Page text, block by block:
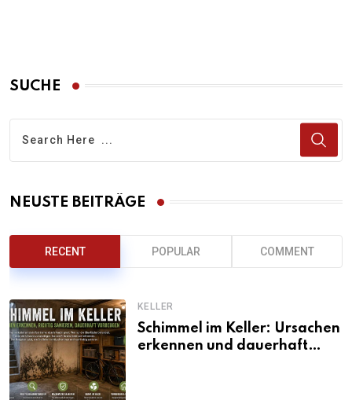
SUCHE
NEUSTE BEITRÄGE
RECENT POPULAR COMMENT
KELLER
Schimmel im Keller: Ursachen
erkennen und dauerhaft